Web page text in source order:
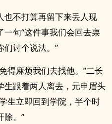
也不打算再留下来丢人现
句“这件事我们会回去禀
们讨个说法。”
得麻烦我们去找他。”二长
生跟着两人离去，元申眉头
生立即回到学院，半个时
除。”